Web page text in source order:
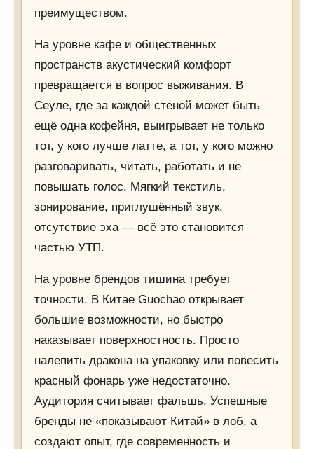
преимуществом.
На уровне кафе и общественных
пространств акустический комфорт
превращается в вопрос выживания. В
Сеуле, где за каждой стеной может быть
ещё одна кофейня, выигрывает не только
тот, у кого лучше латте, а тот, у кого можно
разговаривать, читать, работать и не
повышать голос. Мягкий текстиль,
зонирование, приглушённый звук,
отсутствие эха — всё это становится
частью УТП.
На уровне брендов тишина требует
точности. В Китае Guochao открывает
большие возможности, но быстро
наказывает поверхностность. Просто
налепить дракона на упаковку или повесить
красный фонарь уже недостаточно.
Аудитория считывает фальшь. Успешные
бренды не «показывают Китай» в лоб, а
создают опыт, где современность и